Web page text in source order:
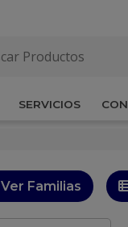
SERVICIOS
Ver Familias